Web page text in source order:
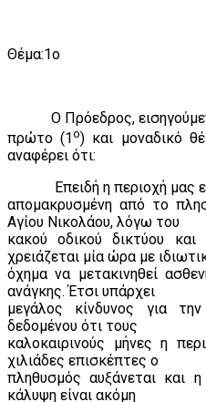
Θέμα:1ο
Ο Πρόεδρος,
πρώτο (1ο) και μοναδικό
αναφέρει ότι:
Επειδή η περιοχή μας
απομακρυσμένη από το
Αγίου Νικολάου, λόγω του
κακού οδικού δικτύου
χρειάζεται μία ώρα με
όχημα να μετακινηθεί
ανάγκης. Έτσι υπάρχει
μεγάλος κίνδυνος για
δεδομένου ότι τους
καλοκαιρινούς μήνες η
χιλιάδες επισκέπτες ο
πληθυσμός αυξάνεται και
κάλυψη είναι ακόμη